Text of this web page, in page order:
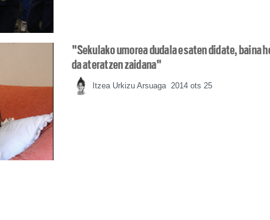
"Sekulako umorea dudala esaten didate, baina
da ateratzen zaidana"
Itzea Urkizu Arsuaga 2014 ots 25